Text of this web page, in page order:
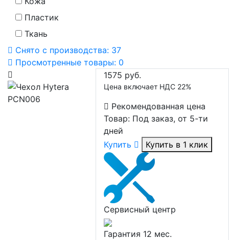
Пластик
Ткань
Снято с производства: 37
Просмотренные товары: 0
1575 руб.
Цена включает НДС 22%
Рекомендованная цена
Товар: Под заказ, от 5-ти
дней
Купить
Купить в 1 клик
Сервисный центр
Гарантия 12 мес.